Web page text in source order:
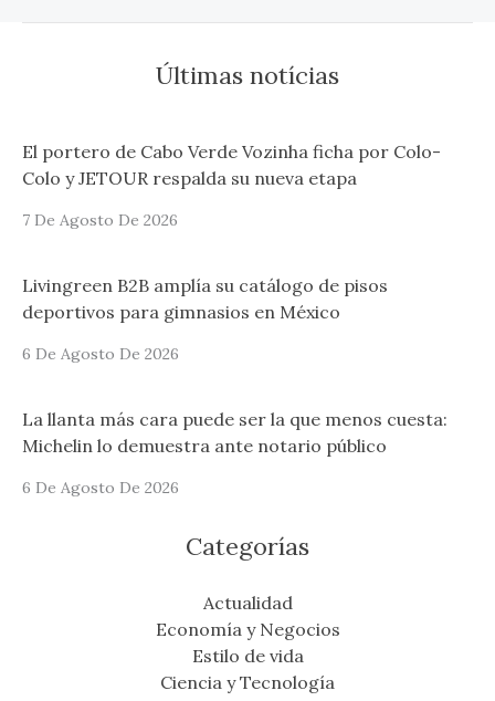
Últimas notícias
El portero de Cabo Verde Vozinha ficha por Colo-
Colo y JETOUR respalda su nueva etapa
7 De Agosto De 2026
Livingreen B2B amplía su catálogo de pisos
deportivos para gimnasios en México
6 De Agosto De 2026
La llanta más cara puede ser la que menos cuesta:
Michelin lo demuestra ante notario público
6 De Agosto De 2026
Categorías
Actualidad
Economía y Negocios
Estilo de vida
Ciencia y Tecnología